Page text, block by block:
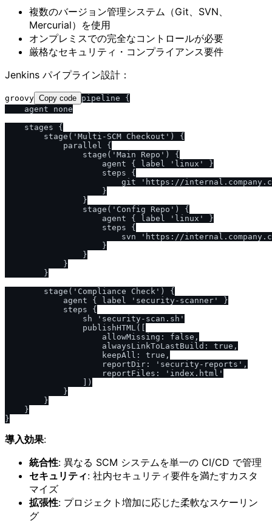
複数のバージョン管理システム（Git、SVN、
Mercurial）を使用
オンプレミスでの完全なコントロールが必要
厳格なセキュリティ・コンプライアンス要件
Jenkins パイプライン設計：
groovy Copy code pipeline {
    agent none
    stages {
        stage('Multi-SCM Checkout') {
            parallel {
                stage('Main Repo') {
                    agent { label 'linux' }
                    steps {
git 'https://
                    }
                }
                stage('Config Repo') {
                    agent { label 'linux' }
                    steps {
svn 'https://
                    }
                }
            }
        }
        stage('Compliance Check') {
            agent { label 'security-scanner' }
            steps {
                sh 'security-scan.sh'
                publishHTML([
                    allowMissing: false,
                    alwaysLinkToLastBuild: true,
                    keepAll: true,
                    reportDir: 'security-reports',
                    reportFiles: 'index.html'
                ])
            }
        }
    }
導入効果:
統合性: 異なる SCM システムを単一の CI/CD で管理
セキュリティ: 社内セキュリティ要件を満たすカスタ
マイズ
拡張性: プロジェクト増加に応じた柔軟なスケーリン
グ